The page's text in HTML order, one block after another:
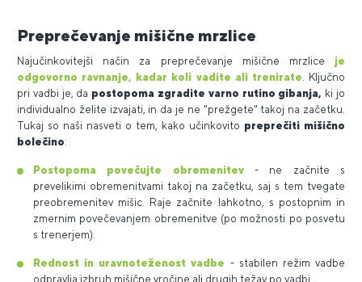
Preprečevanje mišične mrzlice
Najučinkovitejši način za preprečevanje mišične mrzlice je
odgovorno ravnanje, kadar koli vadite ali trenirate. Ključno
pri vadbi je, da postopoma zgradite varno rutino gibanja, ki jo
individualno želite izvajati, in da je ne "prežgete" takoj na začetku.
Tukaj so naši nasveti o tem, kako učinkovito preprečiti mišično
bolečino:
Postopoma povečujte obremenitev- ne začnite s
prevelikimi obremenitvami takoj na začetku, saj s tem tvegate
preobremenitev mišic. Raje začnite lahkotno, s postopnim in
zmernim povečevanjem obremenitve (po možnosti po posvetu
s trenerjem).
Rednost in uravnoteženost vadbe - stabilen režim vadbe
odpravlja izbruh mišične vročine ali drugih težav po vadbi.